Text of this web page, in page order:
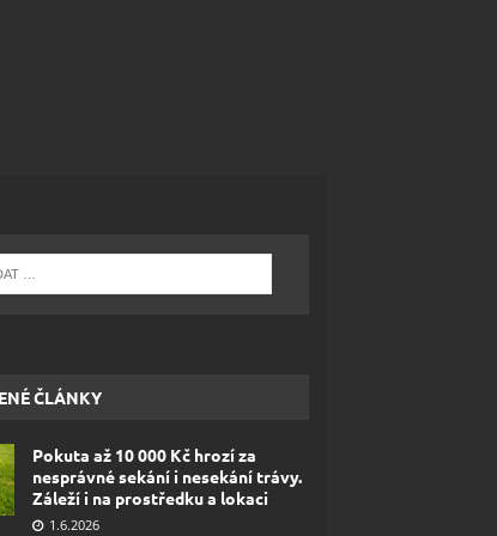
ČLÁNKY
Pokuta až 10 000 Kč hrozí za
nesprávné sekání i nesekání trávy.
Záleží i na prostředku a lokaci
1.6.2026